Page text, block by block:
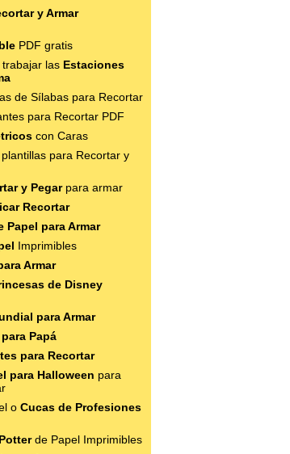
y Armar
PDF gratis
las Estaciones
de Sílabas para Recortar
para Recortar PDF
con Caras
plantillas para Recortar y
y Pegarpara armar
Recortar
Papel para Armar
Imprimibles
Armar
de Disney
para Armar
Papá
para Recortar
para Halloween para
o Cucas de Profesiones
de Papel Imprimibles